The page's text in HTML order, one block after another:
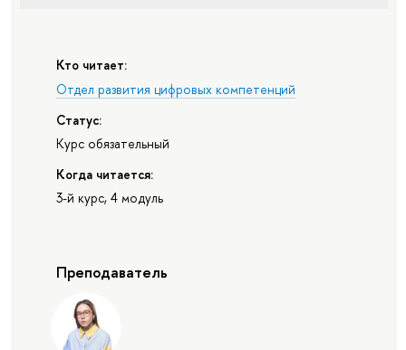
Кто читает:
Отдел развития цифровых компетенций
Статус:
Курс обязательный
Когда читается:
3-й курс, 4 модуль
Преподаватель